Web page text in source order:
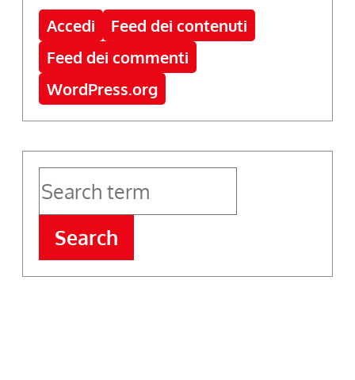
Accedi
Feed dei contenuti
Feed dei commenti
WordPress.org
Search